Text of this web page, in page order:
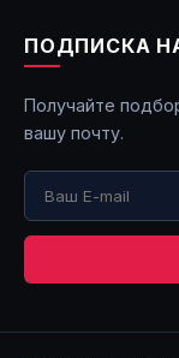
ПОДПИСКА
Получайте
вашу почту.